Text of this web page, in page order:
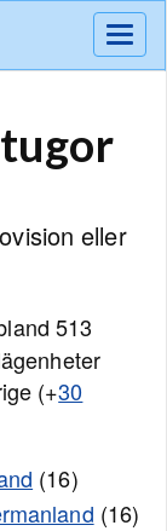
Meny
eller
513
(+30
(16)
(16)